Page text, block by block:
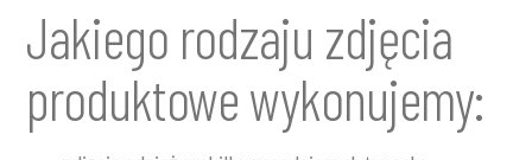
Jakiego rodzaju zdjęcia
produktowe wykonujemy: